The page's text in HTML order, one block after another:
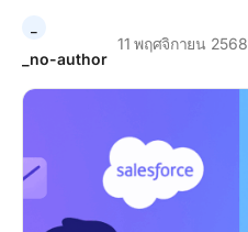
_no-author
11 พฤศจิกายน 2568